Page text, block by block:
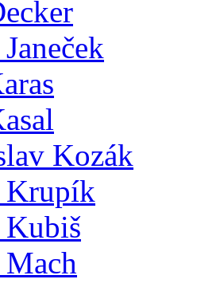
Kozák
Krupík
Kubiš